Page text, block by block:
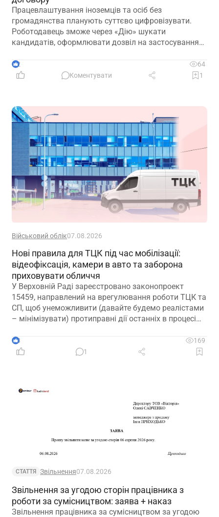
Працевлаштування іноземців та осіб без
громадянства планують суттєво цифровізувати.
Роботодавець зможе через «Дію» шукати
кандидатів, оформлювати дозвіл на застосування
прийняття на роботу
2
64
Коментувати
1
Військовий облік07.08.2026
Нові правила для ТЦК під час мобілізації:
відеофіксація, камери в авто та заборона
приховувати обличчя
У Верховній Раді зареєстровано законопроект
15459, направлений на врегулювання роботи ТЦК та
СП, щоб унеможливити (давайте будемо реалістами
– мінімізувати) протиправні дії останніх в процесі
3
169
1
СТАТТЯ Звільнення07.08.2026
Звільнення за угодою сторін працівника з
роботи за сумісництвом: заява + наказ
Звільнення працівника за сумісництвом за угодою